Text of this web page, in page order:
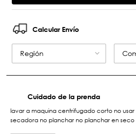
Calcular Envío
Región
Cuidado de la prenda
lavar a maquina centrifugado corto no
secadora no planchar no planchar en seco